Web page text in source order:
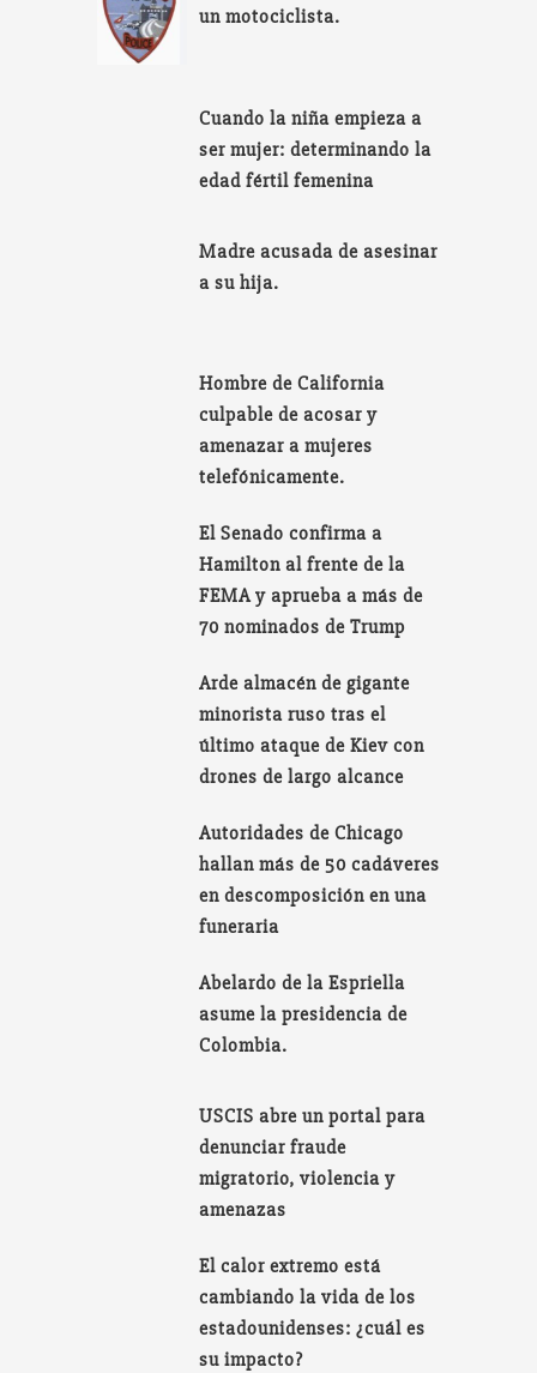
un motociclista.
Cuando la niña empieza a
ser mujer: determinando la
edad fértil femenina
Madre acusada de asesinar
a su hija.
Hombre de California
culpable de acosar y
amenazar a mujeres
telefónicamente.
El Senado confirma a
Hamilton al frente de la
FEMA y aprueba a más de
70 nominados de Trump
Arde almacén de gigante
minorista ruso tras el
último ataque de Kiev con
drones de largo alcance
Autoridades de Chicago
hallan más de 50 cadáveres
en descomposición en una
funeraria
Abelardo de la Espriella
asume la presidencia de
Colombia.
USCIS abre un portal para
denunciar fraude
migratorio, violencia y
amenazas
El calor extremo está
cambiando la vida de los
estadounidenses: ¿cuál es
su impacto?